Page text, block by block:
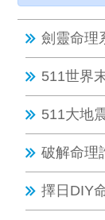
劍靈命理
511世界
511大地
破解命理
擇日DIY